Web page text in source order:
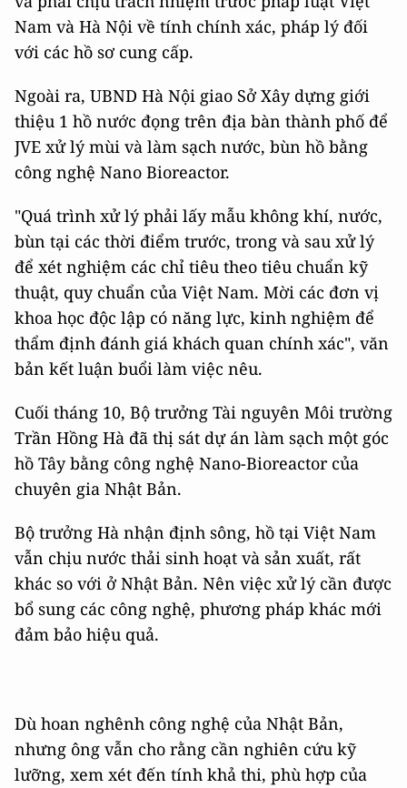
Nam và Hà Nội về tính chính xác, pháp lý đối
với các hồ sơ cung cấp.
Ngoài ra, UBND Hà Nội giao Sở Xây dựng giới
thiệu 1 hồ nước đọng trên địa bàn thành phố để
JVE xử lý mùi và làm sạch nước, bùn hồ bằng
công nghệ Nano Bioreactor.
"Quá trình xử lý phải lấy mẫu không khí, nước,
bùn tại các thời điểm trước, trong và sau xử lý
để xét nghiệm các chỉ tiêu theo tiêu chuẩn kỹ
thuật, quy chuẩn của Việt Nam. Mời các đơn vị
khoa học độc lập có năng lực, kinh nghiệm để
thẩm định đánh giá khách quan chính xác", văn
bản kết luận buổi làm việc nêu.
Cuối tháng 10, Bộ trưởng Tài nguyên Môi trường
Trần Hồng Hà đã thị sát dự án làm sạch một góc
hồ Tây bằng công nghệ Nano-Bioreactor của
chuyên gia Nhật Bản.
Bộ trưởng Hà nhận định sông, hồ tại Việt Nam
vẫn chịu nước thải sinh hoạt và sản xuất, rất
khác so với ở Nhật Bản. Nên việc xử lý cần được
bổ sung các công nghệ, phương pháp khác mới
đảm bảo hiệu quả.
Dù hoan nghênh công nghệ của Nhật Bản,
nhưng ông vẫn cho rằng cần nghiên cứu kỹ
lưỡng, xem xét đến tính khả thi, phù hợp của